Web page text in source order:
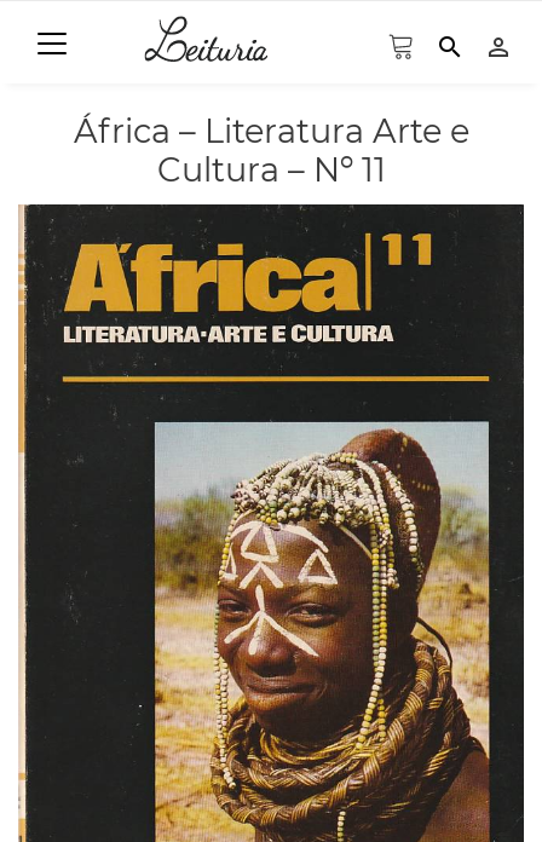
search person_outline
África – Literatura Arte e
Cultura – Nº 11